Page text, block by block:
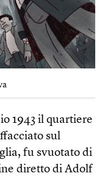
1943 il quartiere
sul
fu svuotato di
diretto di Adolf